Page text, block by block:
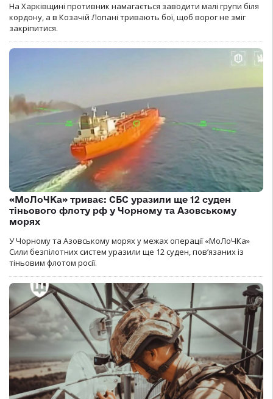
На Харківщині противник намагається заводити малі групи біля
кордону, а в Козачій Лопані тривають бої, щоб ворог не зміг
закріпитися.
«МоЛоЧКа» триває: СБС уразили ще 12 суден
тіньового флоту рф у Чорному та Азовському
морях
У Чорному та Азовському морях у межах операції «МоЛоЧКа»
Сили безпілотних систем уразили ще 12 суден, пов’язаних із
тіньовим флотом росії.